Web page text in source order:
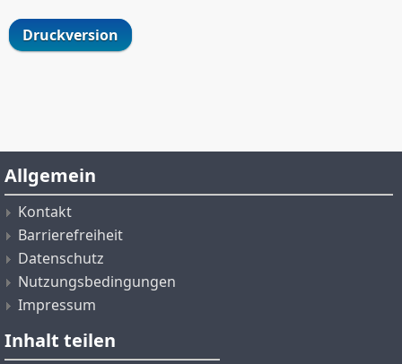
Druckversion
Allgemein
Kontakt
Barrierefreiheit
Datenschutz
Nutzungsbedingungen
Impressum
Inhalt teilen